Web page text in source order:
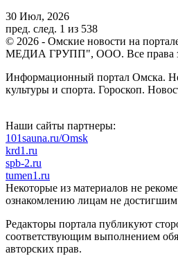
30 Июл, 2026
пред. след. 1 из 538
© 2026 - Омские новости на
МЕДИА ГРУПП", ООО. Все права
Информационный портал Омска.
культуры и спорта. Гороскоп.
Наши сайты партнеры:
101sauna.ru/Omsk
krd1.ru
spb-2.ru
tumen1.ru
Некоторые из материалов не
ознакомлению лицам не достигшим
Редакторы портала публикуют
соответствующим выполнением
авторских прав.